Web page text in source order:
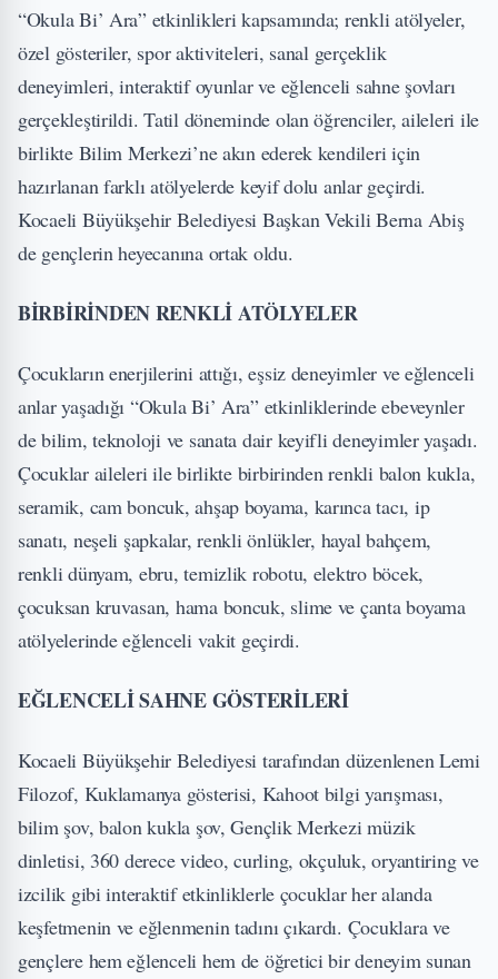
“Okula Bi’ Ara” etkinlikleri kapsamında; renkli atölyeler,
özel gösteriler, spor aktiviteleri, sanal gerçeklik
deneyimleri, interaktif oyunlar ve eğlenceli sahne şovları
gerçekleştirildi. Tatil döneminde olan öğrenciler, aileleri ile
birlikte Bilim Merkezi’ne akın ederek kendileri için
hazırlanan farklı atölyelerde keyif dolu anlar geçirdi.
Kocaeli Büyükşehir Belediyesi Başkan Vekili Berna Abiş
de gençlerin heyecanına ortak oldu.
BİRBİRİNDEN RENKLİ ATÖLYELER
Çocukların enerjilerini attığı, eşsiz deneyimler ve eğlenceli
anlar yaşadığı “Okula Bi’ Ara” etkinliklerinde ebeveynler
de bilim, teknoloji ve sanata dair keyifli deneyimler yaşadı.
Çocuklar aileleri ile birlikte birbirinden renkli balon kukla,
seramik, cam boncuk, ahşap boyama, karınca tacı, ip
sanatı, neşeli şapkalar, renkli önlükler, hayal bahçem,
renkli dünyam, ebru, temizlik robotu, elektro böcek,
çocuksan kruvasan, hama boncuk, slime ve çanta boyama
atölyelerinde eğlenceli vakit geçirdi.
EĞLENCELİ SAHNE GÖSTERİLERİ
Kocaeli Büyükşehir Belediyesi tarafından düzenlenen Lemi
Filozof, Kuklamanya gösterisi, Kahoot bilgi yarışması,
bilim şov, balon kukla şov, Gençlik Merkezi müzik
dinletisi, 360 derece video, curling, okçuluk, oryantiring ve
izcilik gibi interaktif etkinliklerle çocuklar her alanda
keşfetmenin ve eğlenmenin tadını çıkardı. Çocuklara ve
gençlere hem eğlenceli hem de öğretici bir deneyim sunan